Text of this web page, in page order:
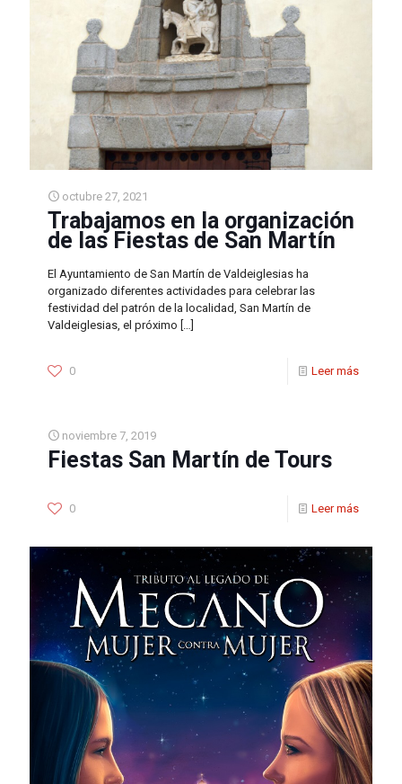
octubre 27, 2021
Trabajamos en la organización
de las Fiestas de San Martín
El Ayuntamiento de San Martín de Valdeiglesias ha
organizado diferentes actividades para celebrar las
festividad del patrón de la localidad, San Martín de
Valdeiglesias, el próximo […]
0 Leer más
noviembre 7, 2019
Fiestas San Martín de Tours
0 Leer más